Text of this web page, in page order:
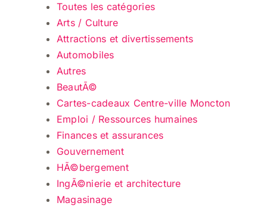
Toutes les catégories
Arts / Culture
Attractions et divertissements
Automobiles
Autres
BeautÃ©
Cartes-cadeaux Centre-ville Moncton
Emploi / Ressources humaines
Finances et assurances
Gouvernement
HÃ©bergement
IngÃ©nierie et architecture
Magasinage